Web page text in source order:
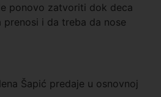
ponovo zatvoriti dok deca
prenosi i da treba da nose
Šapić predaje u osnovnoj